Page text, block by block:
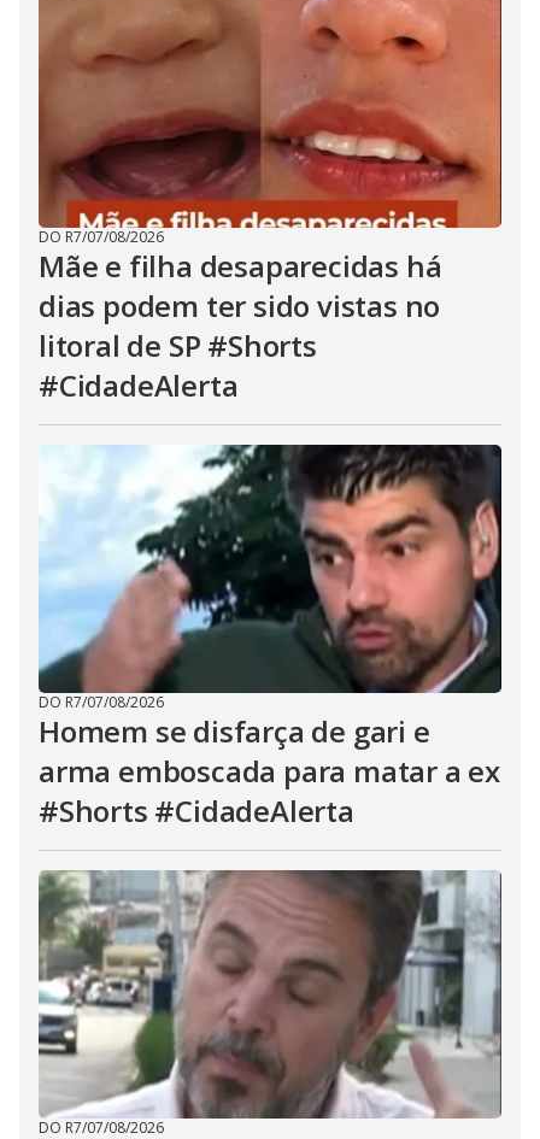
DO R7/07/08/2026
Mãe e filha desaparecidas há
dias podem ter sido vistas no
litoral de SP #Shorts
#CidadeAlerta
DO R7/07/08/2026
Homem se disfarça de gari e
arma emboscada para matar a ex
#Shorts #CidadeAlerta
DO R7/07/08/2026